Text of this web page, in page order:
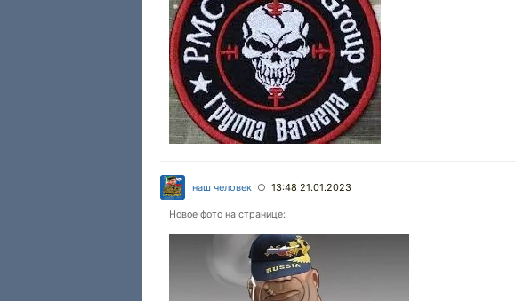
наш человек ○ 13:48 21.01.2023
Новое фото на странице: